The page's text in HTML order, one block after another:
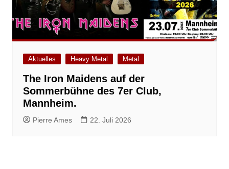
Aktuelles Heavy Metal Metal
The Iron Maidens auf der
Sommerbühne des 7er Club,
Mannheim.
Pierre Ames 22. Juli 2026